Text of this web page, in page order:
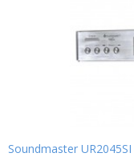
Soundmaster